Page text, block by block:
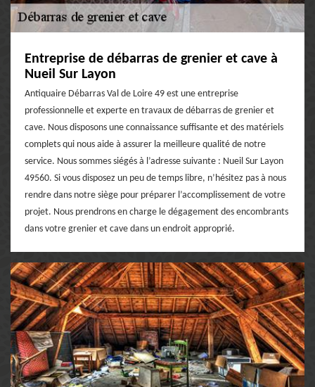
Entreprise de débarras de grenier et cave à
Nueil Sur Layon
Antiquaire Débarras Val de Loire 49 est une entreprise
professionnelle et experte en travaux de débarras de grenier et
cave. Nous disposons une connaissance suffisante et des matériels
complets qui nous aide à assurer la meilleure qualité de notre
service. Nous sommes siégés à l’adresse suivante : Nueil Sur Layon
49560. Si vous disposez un peu de temps libre, n’hésitez pas à nous
rendre dans notre siège pour préparer l’accomplissement de votre
projet. Nous prendrons en charge le dégagement des encombrants
dans votre grenier et cave dans un endroit approprié.